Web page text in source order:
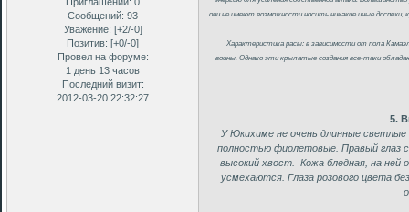
Сообщений: 93
Уважение: [+2/-0]
Позитив: [+0/-0]
Провел на форуме:
1 день 13 часов
Последний визит:
2012-03-20 22:32:27
они не имеют возможности носить никакие иные
Характеристика расы: в зависимости от пола
воины. Однако эти крылатые создания все-таки
5.
У Юкихиме не очень длинные
полностью фиолетовые. Правый глаз
высокий хвост. Кожа бледная, на ней
усмехаются. Глаза розового цвета